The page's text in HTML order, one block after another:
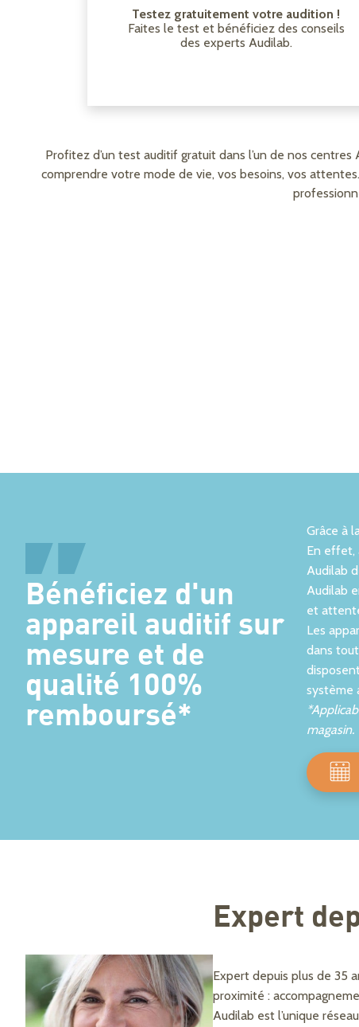
Testez gratuitement votre audition !
Faites le test et bénéficiez des conseils
des experts Audilab.
Profitez d’un test auditif gratuit dans l’un de nos
comprendre votre mode de vie, vos besoins, vos
9001 - ENGAGÉ RSE
d’audioprothésistes à détenir
deux certifications qualité et le
label RSE.
Bénéficiez d'un
appareil auditif sur
mesure et de
qualité 100%
remboursé*
Grâce à
En effet,
Audilab
Audilab
et
Les
dans
système
magasin.
Expert
Expert depuis plus de 35
proximité :
Audilab est l’unique